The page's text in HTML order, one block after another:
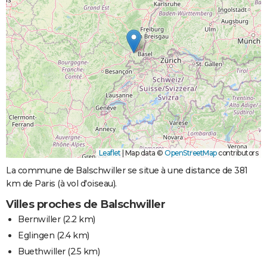
Leaflet Map data © OpenStreetMapcontributors
La commune de Balschwiller se situe à une distance de 381
km de Paris (à vol d'oiseau).
Villes proches de Balschwiller
Bernwiller(2.2 km)
Eglingen (2.4 km)
Buethwiller(2.5 km)